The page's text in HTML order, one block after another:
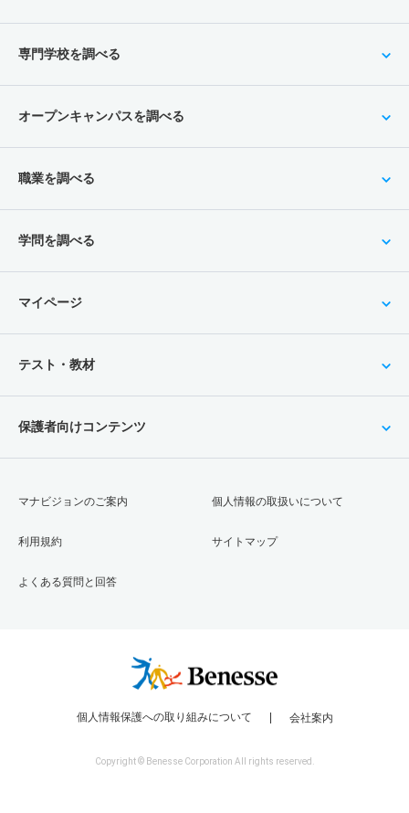
専門学校を調べる
オープンキャンパスを調べる
職業を調べる
学問を調べる
マイページ
テスト・教材
保護者向けコンテンツ
マナビジョンのご案内
利用規約
よくある質問と回答
個人情報の取扱いについて
サイトマップ
個人情報保護への取り組みについて 会社案内
Copyright © Benesse Corporation All rights reserved.